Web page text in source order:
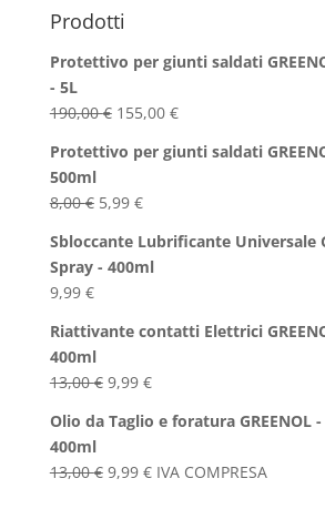
era:
Prodotti
Protettivo per giunti saldati
- 5L
190,00€ Il
originale
190,00 €.
155,00 €Il
attuale
Protettivo per giunti saldati
500ml
8,00€ Il
originale
era:
5,99 €Il
attuale
è:
Sbloccante Lubrificante Universale
Spray - 400ml
9,99 €
Riattivante contatti Elettrici
400ml
13,00€ Il
originale
13,00 €.
9,99 €Il
attuale
9,99 €.
Olio da Taglio e foratura GREENOL
400ml
13,00€ Il
9,99 €IlIVA COMPRESA